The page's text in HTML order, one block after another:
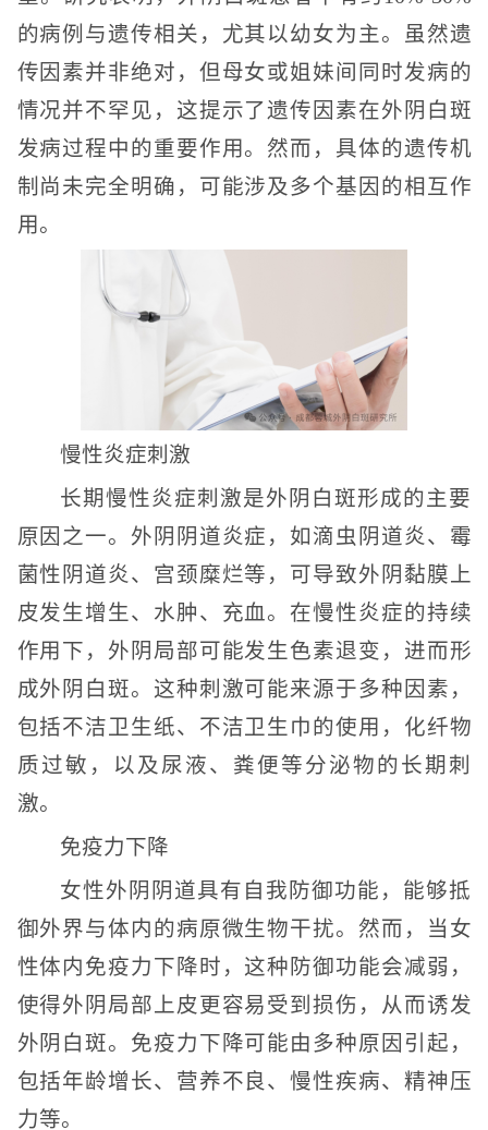
的病例与遗传相关，尤其以幼女为主。虽然遗
传因素并非绝对，但母女或姐妹间同时发病的
情况并不罕见，这提示了遗传因素在外阴白斑
发病过程中的重要作用。然而，具体的遗传机
制尚未完全明确，可能涉及多个基因的相互作
用。
慢性炎症刺激
长期慢性炎症刺激是外阴白斑形成的主要
原因之一。外阴阴道炎症，如滴虫阴道炎、霉
菌性阴道炎、宫颈糜烂等，可导致外阴黏膜上
皮发生增生、水肿、充血。在慢性炎症的持续
作用下，外阴局部可能发生色素退变，进而形
成外阴白斑。这种刺激可能来源于多种因素，
包括不洁卫生纸、不洁卫生巾的使用，化纤物
质过敏，以及尿液、粪便等分泌物的长期刺
激。
免疫力下降
女性外阴阴道具有自我防御功能，能够抵
御外界与体内的病原微生物干扰。然而，当女
性体内免疫力下降时，这种防御功能会减弱，
使得外阴局部上皮更容易受到损伤，从而诱发
外阴白斑。免疫力下降可能由多种原因引起，
包括年龄增长、营养不良、慢性疾病、精神压
力等。